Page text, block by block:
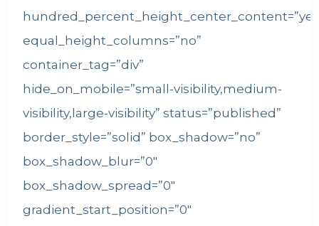
equal_height_columns=”no”
container_tag=”div”
hide_on_mobile=”small-visibility,medium-
visibility,large-visibility” status=”published”
border_style=”solid” box_shadow=”no”
box_shadow_blur=”0″
box_shadow_spread=”0″
gradient_start_position=”0″